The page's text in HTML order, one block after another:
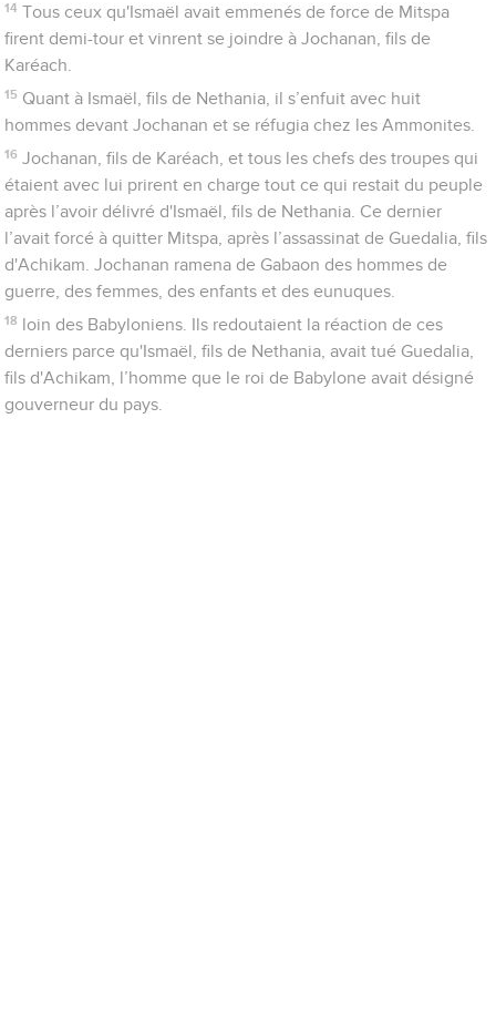
14 Tous ceux qu'Ismaël avait emmenés de force de Mitspa
firent demi-tour et vinrent se joindre à Jochanan, fils de
Karéach.
15 Quant à Ismaël, fils de Nethania, il s’enfuit avec huit
hommes devant Jochanan et se réfugia chez les Ammonites.
16 Jochanan, fils de Karéach, et tous les chefs des troupes qui
étaient avec lui prirent en charge tout ce qui restait du peuple
après l’avoir délivré d'Ismaël, fils de Nethania. Ce dernier
l’avait forcé à quitter Mitspa, après l’assassinat de Guedalia, fils
d'Achikam. Jochanan ramena de Gabaon des hommes de
guerre, des femmes, des enfants et des eunuques.
18
loin des Babyloniens. Ils redoutaient la réaction de ces
derniers parce qu'Ismaël, fils de Nethania, avait tué Guedalia,
fils d'Achikam, l’homme que le roi de Babylone avait désigné
gouverneur du pays.